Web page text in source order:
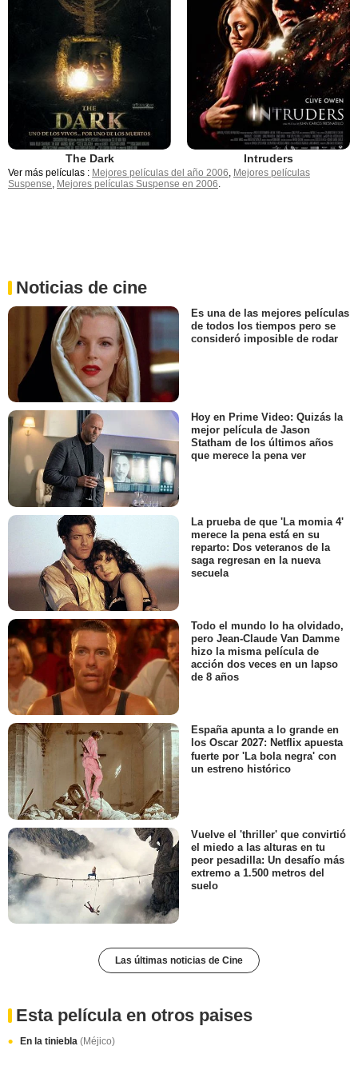
The Dark Intruders
Ver más películas : Mejores películas del año 2006, Mejores películas
Suspense, Mejores películas Suspense en 2006.
Noticias de cine
Es una de las mejores películas
de todos los tiempos pero se
consideró imposible de rodar
Hoy en Prime Video: Quizás la
mejor película de Jason
Statham de los últimos años
que merece la pena ver
La prueba de que 'La momia 4'
merece la pena está en su
reparto: Dos veteranos de la
saga regresan en la nueva
secuela
Todo el mundo lo ha olvidado,
pero Jean-Claude Van Damme
hizo la misma película de
acción dos veces en un lapso
de 8 años
España apunta a lo grande en
los Oscar 2027: Netflix apuesta
fuerte por 'La bola negra' con
un estreno histórico
Vuelve el 'thriller' que convirtió
el miedo a las alturas en tu
peor pesadilla: Un desafío más
extremo a 1.500 metros del
suelo
Las últimas noticias de Cine
Esta película en otros paises
En la tiniebla (Méjico)